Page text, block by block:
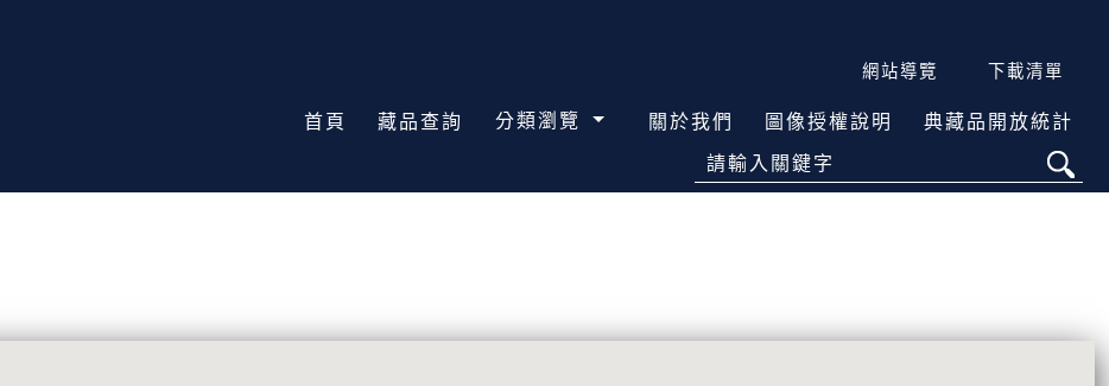
網站導覽 下載清單
首頁 藏品查詢 分類瀏覽 關於我們 圖像授權說明 典藏品開放統計
請輸入關鍵字